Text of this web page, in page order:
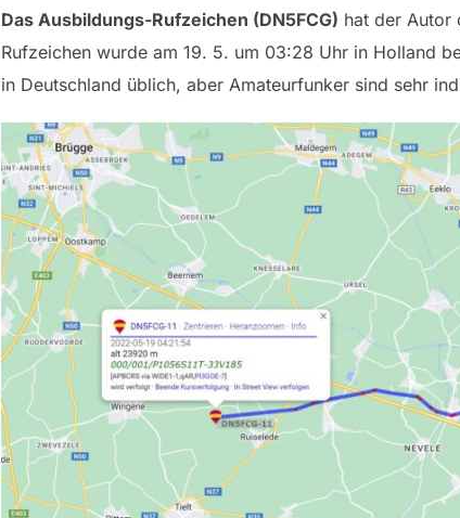
Das Ausbildungs-Rufzeichen (DN5FCG) hat der Autor
Rufzeichen wurde am 19. 5. um 03:28 Uhr in Holland
in Deutschland üblich, aber Amateurfunker sind sehr